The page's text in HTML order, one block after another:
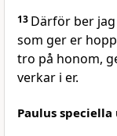
13 Därför ber
som ger er
tro på honom,
verkar i er.
Paulus